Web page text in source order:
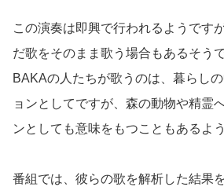
この演奏は即興で行われるようです
だ歌をそのまま歌う場合もあるそうで
BAKAの人たちが歌うのは、暮らし
ョンとしてですが、森の動物や精霊
ンとしても意味をもつこともあるよう
番組では、彼らの歌を解析した結果